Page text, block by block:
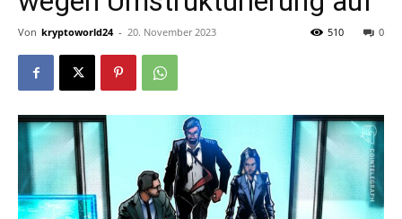
Von kryptoworld24 - 20. November 2023 0
510